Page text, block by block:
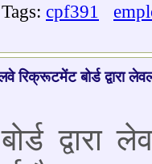
cpf391
रिक्रूटमेंट बोर्ड द्वारा